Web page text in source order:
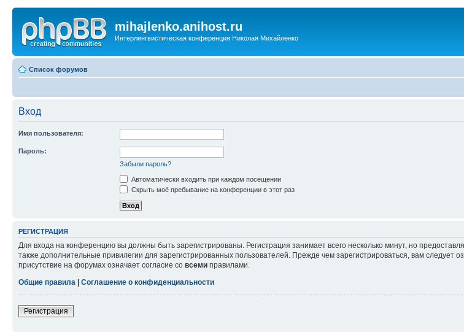
mihajlenko.anihost.ru
Интерлингвистическая конференция Николая Михайленко
Список форумов
Вход
Имя пользователя:
Пароль:
Забыли пароль?
Автоматически входить при каждом посещении
Скрыть моё пребывание на конференции в этот раз
РЕГИСТРАЦИЯ
Для входа на конференцию вы должны быть зарегистрированы. Регистрация занимает всего несколько минут, но
также дополнительные привилегии для зарегистрированных пользователей. Прежде чем зарегистрироваться, вам
присутствие на форумах означает согласие со всеми правилами.
Общие правила
Соглашение о конфиденциальности
Регистрация